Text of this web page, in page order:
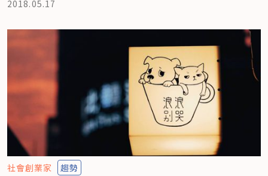
2018.05.17
社會創業家 趨勢